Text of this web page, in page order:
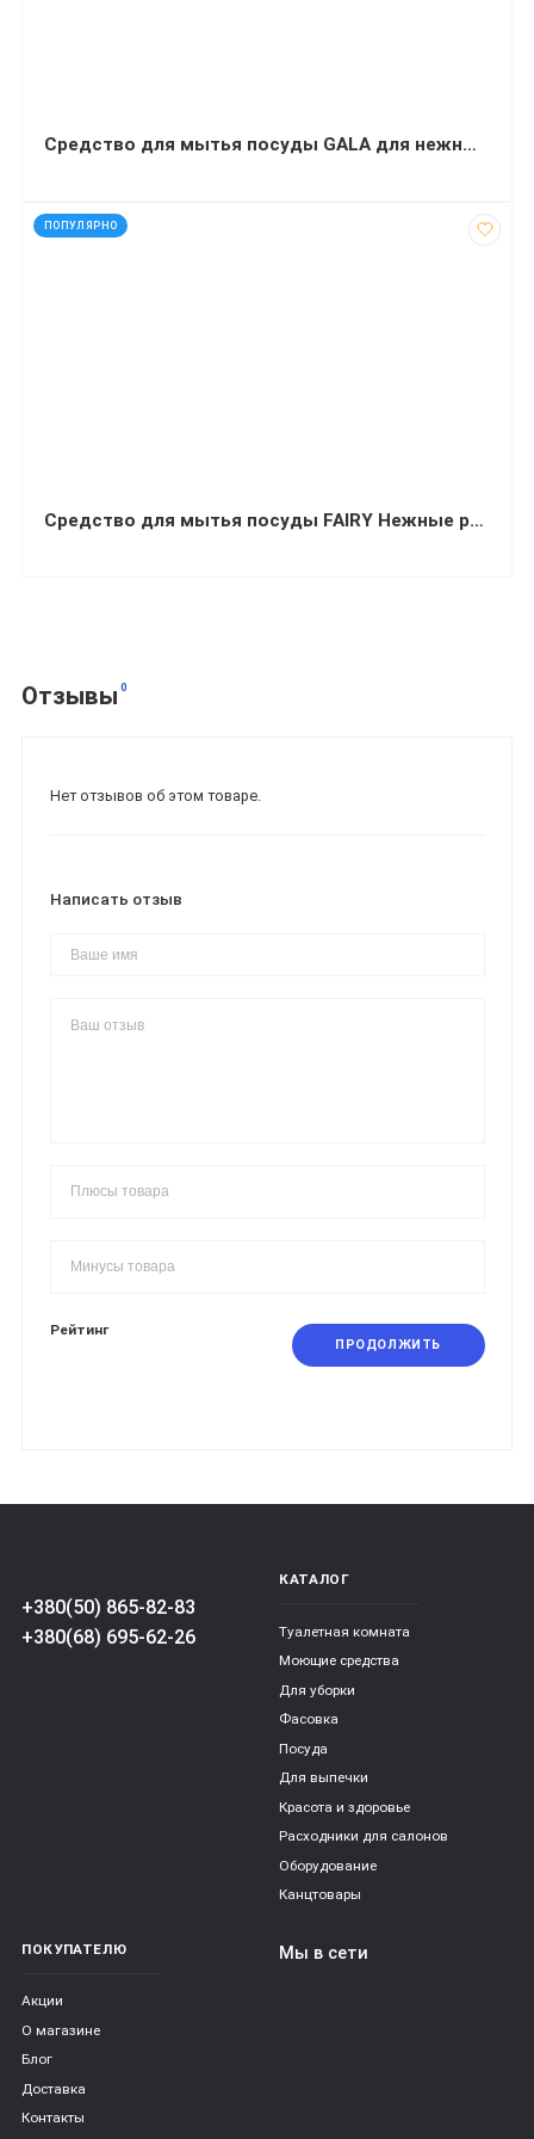
Средство для мытья посуды GALA для нежных рук с глицерином и Алое вера 500 мл
ПОПУЛЯРНО
код: 91212
Средство для мытья посуды FAIRY Нежные руки Чайное дерево и мята 1 литр
Отзывы 0
Нет отзывов об этом товаре.
Написать отзыв
Рейтинг
ПРОДОЛЖИТЬ
+380(50) 865-82-83
+380(68) 695-62-26
КАТАЛОГ
Туалетная комната
Моющие средства
Для уборки
Фасовка
Посуда
Для выпечки
Красота и здоровье
Расходники для салонов
Оборудование
Канцтовары
ПОКУПАТЕЛЮ
Акции
О магазине
Блог
Доставка
Контакты
Мы в сети